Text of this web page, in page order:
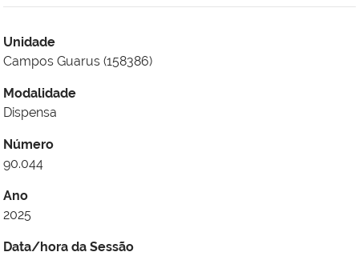
Unidade
Campos Guarus (158386)
Modalidade
Dispensa
Número
90.044
Ano
2025
Data/hora da Sessão